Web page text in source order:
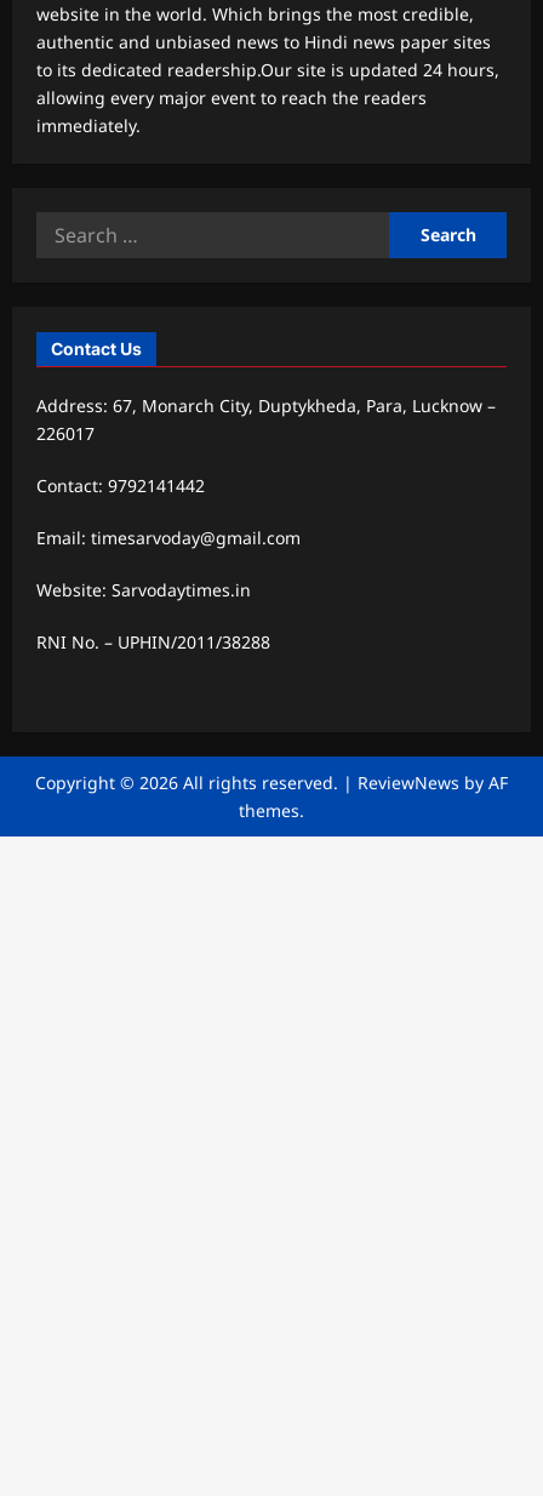
website in the world. Which brings the most credible,
authentic and unbiased news to Hindi news paper sites
to its dedicated readership.Our site is updated 24 hours,
allowing every major event to reach the readers
immediately.
Search
Contact Us
Address: 67, Monarch City, Duptykheda, Para, Lucknow –
226017
Contact: 9792141442
Email: timesarvoday@gmail.com
Website: Sarvodaytimes.in
RNI No. – UPHIN/2011/38288
Copyright © 2026 All rights reserved. | ReviewNews by AF
themes.